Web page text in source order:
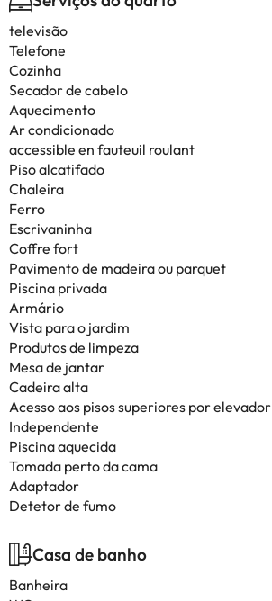
televisão
Telefone
Cozinha
Secador de cabelo
Aquecimento
Ar condicionado
accessible en fauteuil roulant
Piso alcatifado
Chaleira
Ferro
Escrivaninha
Coffre fort
Pavimento de madeira ou parquet
Piscina privada
Armário
Vista para o jardim
Produtos de limpeza
Mesa de jantar
Cadeira alta
Acesso aos pisos superiores por elevador
Independente
Piscina aquecida
Tomada perto da cama
Adaptador
Detetor de fumo
Casa de banho
Banheira